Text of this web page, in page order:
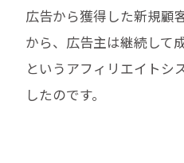
広告から獲得した新規顧
から、広告主は継続して
というアフィリエイトシ
したのです。